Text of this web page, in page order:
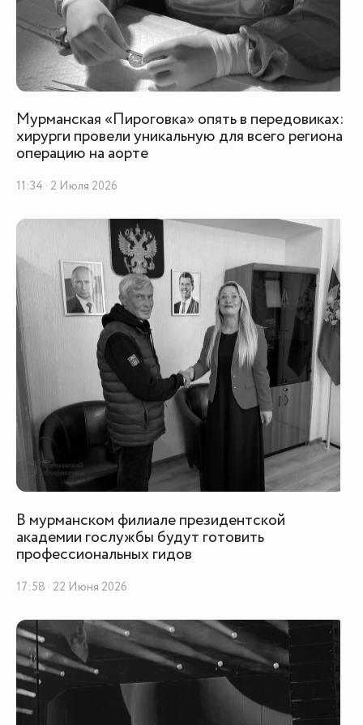
Мурманская «Пироговка» опять в передовиках:
хирурги провели уникальную для всего региона
операцию на аорте
11:34 · 2 Июля 2026
В мурманском филиале президентской
академии гослужбы будут готовить
профессиональных гидов
17:58 · 22 Июня 2026